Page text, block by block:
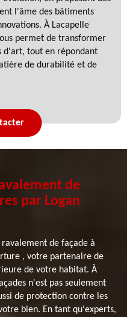
l'âme des bâtiments
À Lacapelle
permet de transformer
d'art, tout en répondant
de durabilité et de
de
par Logan
de façade à
, votre partenaire de
de votre habitat. À
n'est pas seulement
de protection contre les
bien. En tant qu'experts,